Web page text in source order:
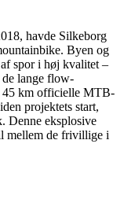
havde Silkeborg
Byen og
spor i høj kvalitet –
lange flow-
45 km officielle MTB-
projektets start,
Denne eksplosive
mellem de frivillige i